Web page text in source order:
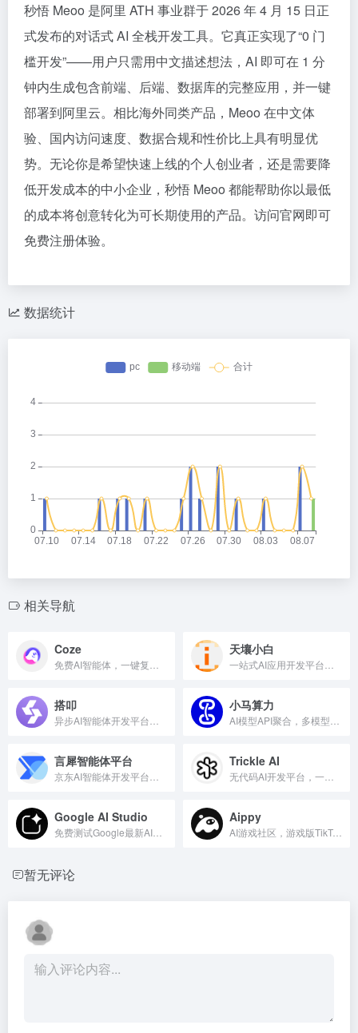
秒悟 Meoo 是阿里 ATH 事业群于 2026 年 4 月 15 日正
式发布的对话式 AI 全栈开发工具。它真正实现了“0 门
槛开发”——用户只需用中文描述想法，AI 即可在 1 分
钟内生成包含前端、后端、数据库的完整应用，并一键
部署到阿里云。相比海外同类产品，Meoo 在中文体
验、国内访问速度、数据合规和性价比上具有明显优
势。无论你是希望快速上线的个人创业者，还是需要降
低开发成本的中小企业，秒悟 Meoo 都能帮助你以最低
的成本将创意转化为可长期使用的产品。访问官网即可
免费注册体验。
数据统计
相关导航
Coze 天壤小白
搭叩 小马算力
言犀智能体平台 Trickle AI
Google AI Studio Aippy
AI游戏社区，游戏版TikTok
暂无评论